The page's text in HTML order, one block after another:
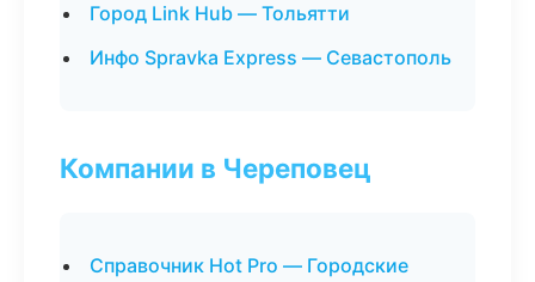
Город Link Hub — Тольятти
Инфо Spravka Express — Севастополь
Компании в Череповец
Справочник Hot Pro — Городские